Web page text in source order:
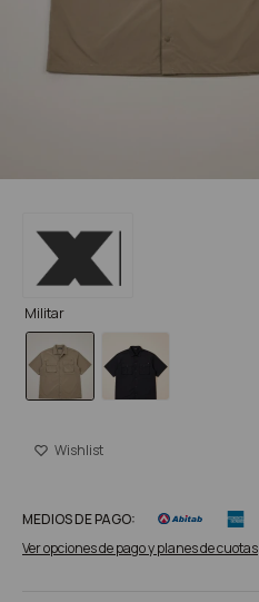
Militar
MEDIOS DE PAGO:
Ver opciones de pago y planes de cuotas